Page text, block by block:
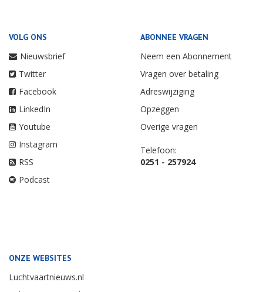
VOLG ONS
Nieuwsbrief
Twitter
Facebook
LinkedIn
Youtube
Instagram
RSS
Podcast
ABONNEE VRAGEN
Neem een Abonnement
Vragen over betaling
Adreswijziging
Opzeggen
Overige vragen
Telefoon:
0251 - 257924
ONZE WEBSITES
Luchtvaartnieuws.nl